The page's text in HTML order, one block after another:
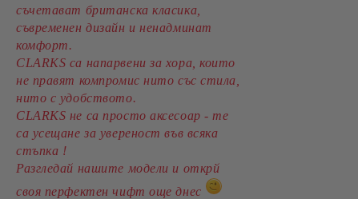
съчетават британска класика,
съвременен дизайн и ненадминат
комфорт.
CLARKS са напарвени за хора, които
не правят компромис нито със стила,
нито с удобството.
CLARKS не са просто аксесоар - те
са усещане за увереност във всяка
стъпка !
Разгледай нашите модели и открй
своя перфектен чифт още днес